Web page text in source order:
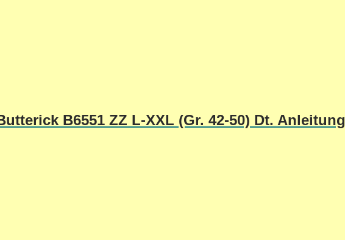
B6551 ZZ L-XXL (Gr. 42-50) Dt. Anleitung